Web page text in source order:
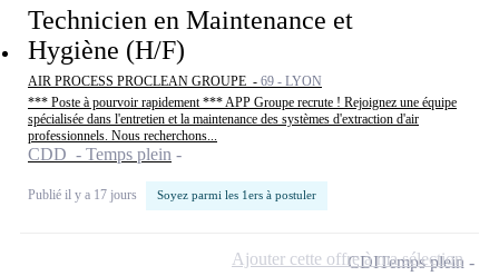
Technicien en Maintenance et
Hygiène (H/F)
AIR PROCESS PROCLEAN GROUPE - 69 - LYON
*** Poste à pourvoir rapidement *** APP Groupe recrute ! Rejoignez une équipe
spécialisée dans l'entretien et la maintenance des systèmes d'extraction d'air
professionnels. Nous recherchons...
CDD - Temps plein
Publié il y a 17 jours Soyez parmi les 1ers à postuler
CDITemps plein
Ajouter cette offre à ma sélection